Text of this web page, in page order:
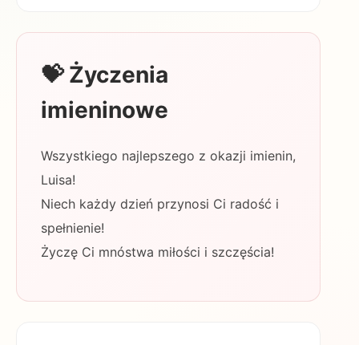
💝 Życzenia
imieninowe
Wszystkiego najlepszego z okazji imienin,
Luisa!
Niech każdy dzień przynosi Ci radość i
spełnienie!
Życzę Ci mnóstwa miłości i szczęścia!